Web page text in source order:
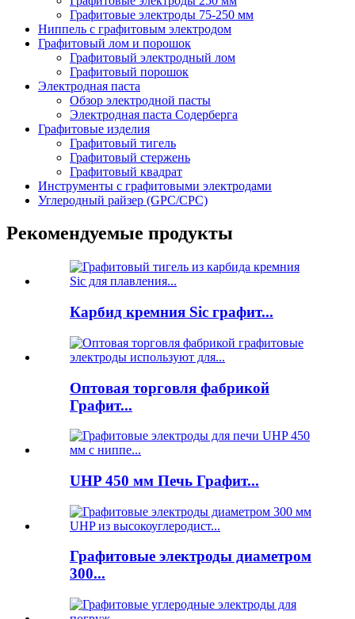
Графитовые электроды 75-250 мм
Ниппель с графитовым электродом
Графитовый лом и порошок
Графитовый электродный лом
Графитовый порошок
Электродная паста
Обзор электродной пасты
Электродная паста Содерберга
Графитовые изделия
Графитовый тигель
Графитовый стержень
Графитовый квадрат
Инструменты с графитовыми электродами
Углеродный райзер (GPC/CPC)
Рекомендуемые продукты
Карбид кремния Sic графит...
Оптовая торговля фабрикой
Графит...
UHP 450 мм Печь Графит...
Графитовые электроды диаметром
300...